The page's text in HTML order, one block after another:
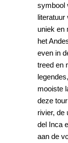
symbool
literatuur
uniek en
het
even in
treed en
mooiste
deze
rivier, de
del Inca
aan de